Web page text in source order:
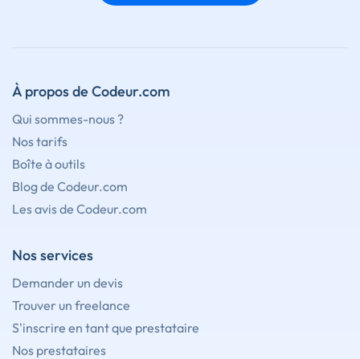
À propos de Codeur.com
Qui sommes-nous ?
Nos tarifs
Boîte à outils
Blog de Codeur.com
Les avis de Codeur.com
Nos services
Demander un devis
Trouver un freelance
S'inscrire en tant que prestataire
Nos prestataires